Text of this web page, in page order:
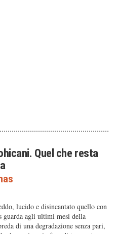
Quel che resta
lucido e disincantato quello con
guarda agli ultimi mesi della
di una degradazione senza pari,